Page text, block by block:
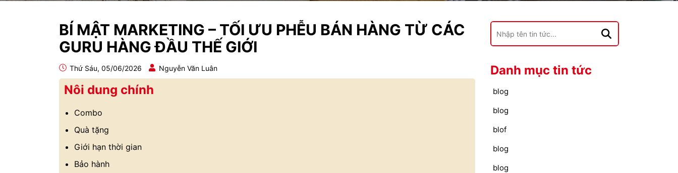
BÍ MẬT MARKETING – TỐI ƯU PHỄU BÁN HÀNG TỪ CÁC
GURU HÀNG ĐẦU THẾ GIỚI
Thứ Sáu, 05/06/2026 Nguyễn Văn Luân
Nôi dung chính
Combo
Quà tặng
Giới hạn thời gian
Bảo hành
Danh mục tin tức
blog
blog
blof
blog
blog